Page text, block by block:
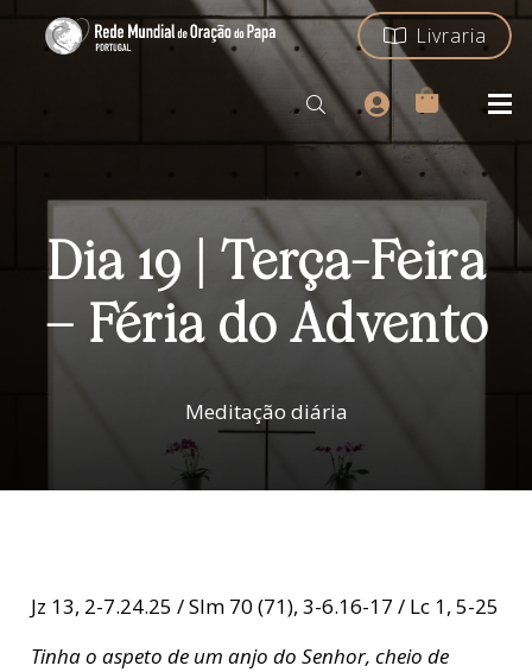
Livraria
Dia 19 | Terça-Feira
– Féria do Advento
Meditação diária
Jz 13, 2-7.24.25 / Slm 70 (71), 3-6.16-17 / Lc 1, 5-25
Tinha o aspeto de um anjo do Senhor, cheio de